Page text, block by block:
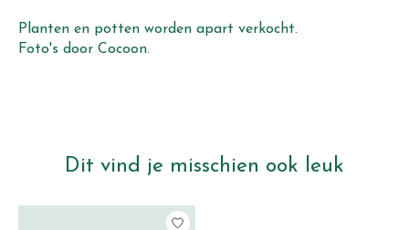
Planten en potten worden apart verkocht.
Foto's door Cocoon.
Dit vind je misschien ook leuk
Items van productcarrousel